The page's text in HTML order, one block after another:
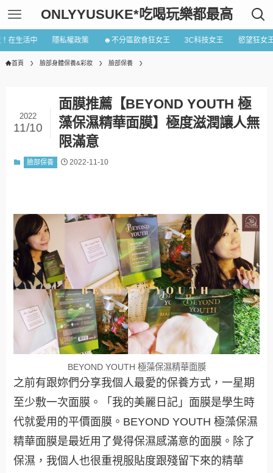
ONLYYUSUKE*吃喝玩樂都最高
在生活中 隱私權政策 ☻不分區飲食狂女王 3C科技女王 慾望狂女
首頁 臉部身體保養&彩妝 臉部保養
面膜推薦【BEYOND YOUTH 極
藻保濕精華面膜】極度滋潤讓人無
限滿意
2022
11/10
臉部保養 2022-11-10
BEYOND YOUTH 極藻保濕精華面膜
之前有跟妳們分享我個人最愛的保養方式，一星期
至少敷一次面膜。「我的美麗日記」面膜是學生時
代就愛用的平價面膜。BEYOND YOUTH 極藻保濕
精華面膜是最近用了覺得保濕感滿意的面膜。除了
保濕，我個人也很重視服貼度跟殘留下來的精華